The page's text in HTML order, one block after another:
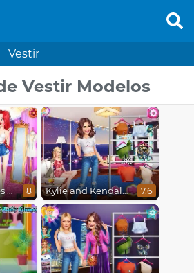
Vestir
Vestir Modelos
Disney Princesses Runway Show 8 Kylie and Kendall Sisters Break Up 7.6